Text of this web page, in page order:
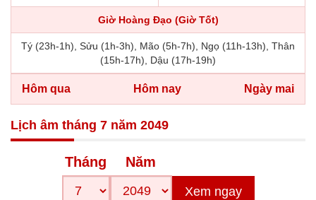
Giờ Hoàng Đạo (Giờ Tốt)
Tý (23h-1h), Sửu (1h-3h), Mão (5h-7h), Ngọ (11h-13h), Thân
(15h-17h), Dậu (17h-19h)
Hôm qua Hôm nay Ngày mai
Lịch âm tháng 7 năm 2049
Tháng Năm
Xem ngay